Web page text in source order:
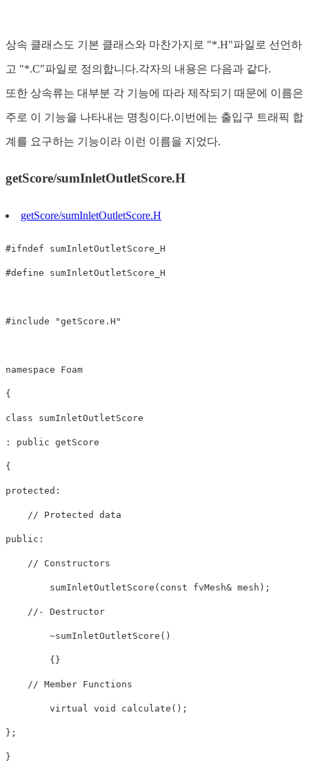
상속 클래스도 기본 클래스와 마찬가지로 "*.H"파일로 선언하
고 "*.C"파일로 정의합니다.각자의 내용은 다음과 같다.
또한 상속류는 대부분 각 기능에 따라 제작되기 때문에 이름은
주로 이 기능을 나타내는 명칭이다.이번에는 출입구 트래픽 합
계를 요구하는 기능이라 이런 이름을 지었다.
getScore/sumInletOutletScore.H
getScore/sumInletOutletScore.H
#ifndef sumInletOutletScore_H
#define sumInletOutletScore_H
#include "getScore.H"
namespace
{
class sumInletOutletScore
: public getScore
{
protected :
// Protected data
public :
// Constructors
sumInletOutletScore ( const fvMesh& mesh ) ;
//- Destructor
~sumInletOutletScore ( )
{ }
// Member Functions
virtual void calculate ( ) ;
} ;
}